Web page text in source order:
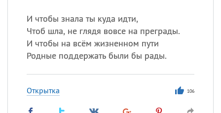
И чтобы знала ты куда идти,
Чтоб шла, не глядя вовсе на преграды.
И чтобы на всём жизненном пути
Родные поддержать были бы рады.
Открытка 106